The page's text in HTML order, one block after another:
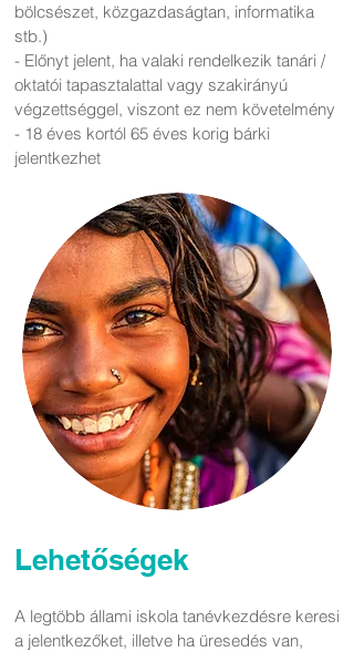
bölcsészet, közgazdaságtan, informatika
stb.)
- Előnyt jelent, ha valaki rendelkezik tanári /
oktatói tapasztalattal vagy szakirányú
végzettséggel, viszont ez nem követelmény
- 18 éves kortól 65 éves korig bárki
jelentkezhet
Lehetőségek
A legtöbb állami iskola tanévkezdésre keresi
a jelentkezőket, illetve ha üresedés van,